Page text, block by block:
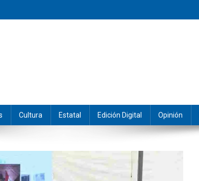
Cultura Estatal Edición Digital Opinión